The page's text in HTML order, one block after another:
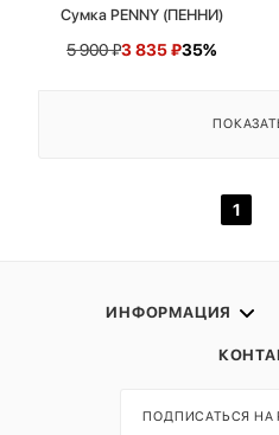
Сумка PENNY (ПЕННИ)
5 900₽3 835₽35%
1
ИНФОРМАЦИЯ
ПОДПИСАТЬСЯ НА